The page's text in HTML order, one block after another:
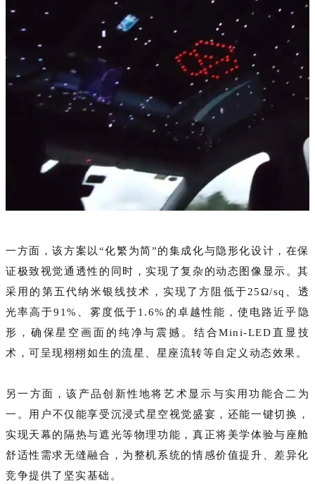
一方面，该方案以‌“化繁为简”的集成化与隐形化设计‌，在保
证极致视觉通透性的同时，实现了复杂的动态图像显示。其
采用的‌第五代纳米银线技术‌，实现了方阻低于25Ω/sq、透
光率高于91%、雾度低于1.6%的卓越性能，使电路近乎隐
形，确保星空画面的纯净与震撼。结合Mini-LED直显技
术，可呈现栩栩如生的流星、星座流转等自定义动态效果。
另一方面，该产品创新性地将‌艺术显示与实用功能合二为
一‌。用户不仅能享受沉浸式星空视觉盛宴，还能一键切换，
实现天幕的隔热与遮光等物理功能，真正将美学体验与座舱
舒适性需求无缝融合，为整机系统的情感价值提升、差异化
竞争提供了坚实基础。